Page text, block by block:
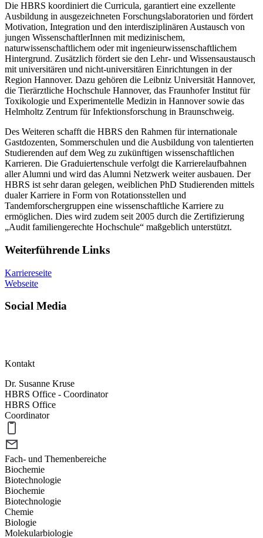
Die HBRS koordiniert die Curricula, garantiert eine exzellente
Ausbildung in ausgezeichneten Forschungslaboratorien und fördert
Motivation, Integration und den interdisziplinären Austausch von
jungen WissenschaftlerInnen mit medizinischem,
naturwissenschaftlichem oder mit ingenieurwissenschaftlichem
Hintergrund. Zusätzlich fördert sie den Lehr- und Wissensaustausch
mit universitären und nicht-universitären Einrichtungen in der
Region Hannover. Dazu gehören die Leibniz Universität Hannover,
die Tierärztliche Hochschule Hannover, das Fraunhofer Institut für
Toxikologie und Experimentelle Medizin in Hannover sowie das
Helmholtz Zentrum für Infektionsforschung in Braunschweig.
Des Weiteren schafft die HBRS den Rahmen für internationale
Gastdozenten, Sommerschulen und die Ausbildung von talentierten
Studierenden auf dem Weg zu zukünftigen wissenschaftlichen
Karrieren. Die Graduiertenschule verfolgt die Karrierelaufbahnen
aller Alumni und wird das Alumni Netzwerk weiter ausbauen. Der
HBRS ist sehr daran gelegen, weiblichen PhD Studierenden mittels
dualer Karriere in Form von Rotationsstellen und
Tandemforschergruppen eine wissenschaftliche Karriere zu
ermöglichen. Dies wird zudem seit 2005 durch die Zertifizierung
„Audit familiengerechte Hochschule“ maßgeblich unterstützt.
Weiterführende Links
Karriereseite
Webseite
Social Media
Kontakt
Dr. Susanne Kruse
HBRS Office - Coordinator
HBRS Office
Coordinator
Fach- und Themenbereiche
Biochemie
Biotechnologie
Biochemie
Biotechnologie
Chemie
Biologie
Molekularbiologie